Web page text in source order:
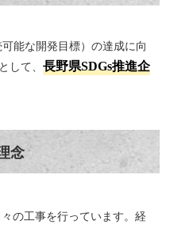
能な開発目標）の達成に向
して、 長野県SDGs推進企
念
の工事を行っています。経